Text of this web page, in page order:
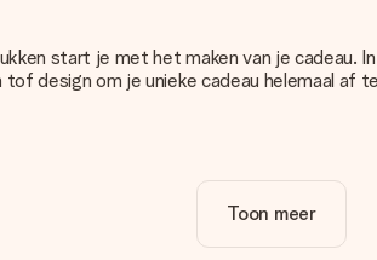
start je met het maken van je
design om je unieke cadeau helemaal af
Daarom is het belangrijk om foto's van
dat je wilt bestellen. Zij kunnen de
Toon meer